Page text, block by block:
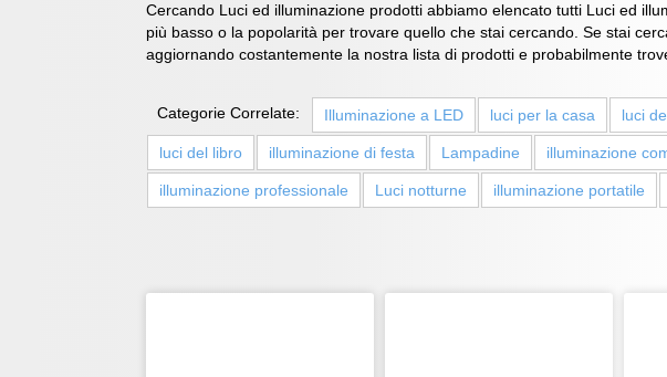
Cercando Luci ed illuminazione prodotti abbiamo elencato tutti Luci ed
più basso o la popolarità per trovare quello che stai cercando. Se stai
aggiornando costantemente la nostra lista di prodotti e probabilmente
Categorie Correlate: Illuminazione a LED luci per la casa luci
luci del libro illuminazione di festa Lampadine illuminazione
illuminazione professionale Luci notturne illuminazione portatile